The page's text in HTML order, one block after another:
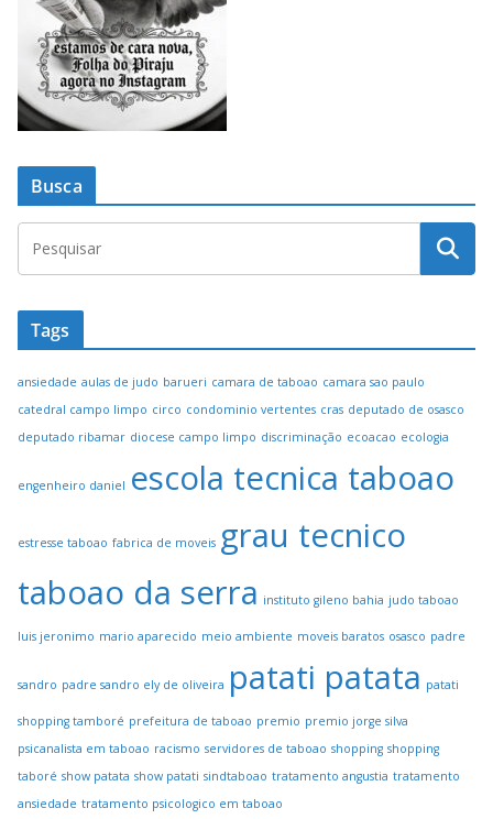
Busca
Tags
ansiedade aulas de judo barueri camara de taboao camara sao paulo
catedral campo limpo circo condominio vertentes cras deputado de osasco
deputado ribamar diocese campo limpo discriminação ecoacao ecologia
engenheiro daniel escola tecnica taboao
estresse taboao fabrica de moveis grau tecnico
taboao da serra instituto gileno bahia judo taboao
luis jeronimo mario aparecido meio ambiente moveis baratos osasco padre
sandro padre sandro ely de oliveira patati patata patati
shopping tamboré prefeitura de taboao premio premio jorge silva
psicanalista em taboao racismo servidores de taboao shopping shopping
taboré show patata show patati sindtaboao tratamento angustia tratamento
ansiedade tratamento psicologico em taboao